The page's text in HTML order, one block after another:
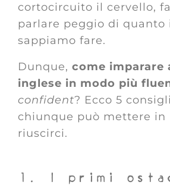
cortocircuito il cervello,
parlare peggio di quanto
sappiamo fare.
Dunque, come imparare
inglese in modo più
confident? Ecco 5
chiunque può mettere in
riuscirci.
1. I primi